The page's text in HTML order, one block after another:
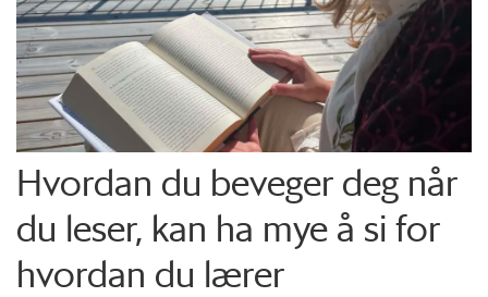
Hvordan du beveger deg når
du leser, kan ha mye å si for
hvordan du lærer